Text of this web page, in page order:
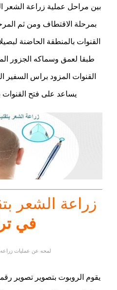
بين مراحل عملية زراعة الشعر
بمرحلة الاقتطاف ومن ثم
القنوات بالمنطقة الحاضنة
طبقا لعمق وسماكه الجزور
القنوات المزود براس
يساعد على فتح
زراعة الشعر
في
لمحه عن عمليات زراعه
يقوم الروبوت بتصوير تصوير